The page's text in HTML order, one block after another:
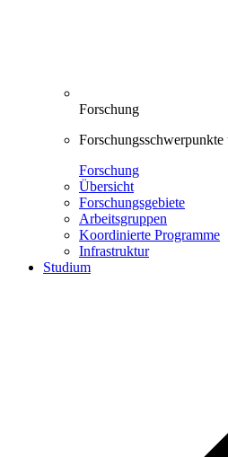
Forschung
Forschung
Übersicht
Forschungsgebiete
Arbeitsgruppen
Koordinierte Programme
Infrastruktur
Studium